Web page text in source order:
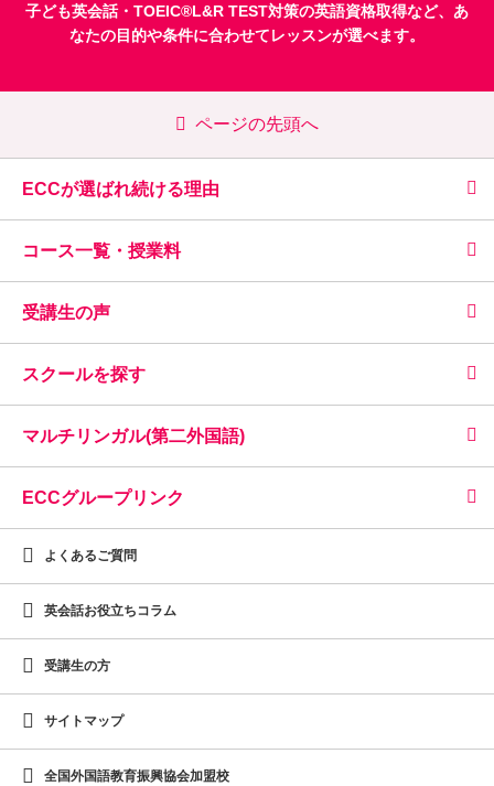
子ども英会話・ TOEIC®L&R TEST対策の英語資格取得など、あ
なたの目的や条件に合わせてレッスンが選べます。
ページの先頭へ
ECCが選ばれ続ける理由
コース一覧・授業料
受講生の声
スクールを探す
マルチリンガル(第二外国語)
ECCグループリンク
よくあるご質問
英会話お役立ちコラム
受講生の方
サイトマップ
全国外国語教育振興協会加盟校